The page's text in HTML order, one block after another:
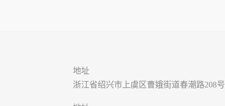
地址
浙江省绍兴市上虞区曹娥街道春潮路208号